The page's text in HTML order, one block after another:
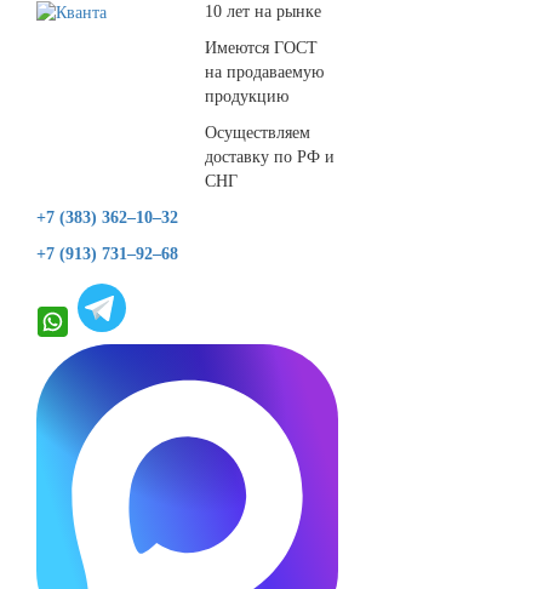
10 лет на рынке
Имеются ГОСТ
на продаваемую
продукцию
Осуществляем
доставку по РФ и
СНГ
+7 (383) 362–10–32
+7 (913) 731–92–68